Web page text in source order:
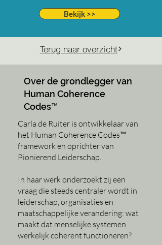
Bekijk >>
Terug naar overzicht
Over de grondlegger van
Human Coherence
Codes™
Carla de Ruiter is ontwikkelaar van
het Human Coherence Codes™
framework en oprichter van
Pionierend Leiderschap.
In haar werk onderzoekt zij een
vraag die steeds centraler wordt in
leiderschap, organisaties en
maatschappelijke verandering: wat
maakt dat menselijke systemen
werkelijk coherent functioneren?